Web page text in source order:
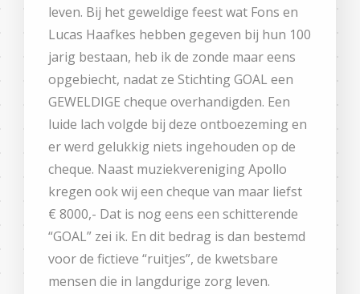
leven. Bij het geweldige feest wat Fons en
Lucas Haafkes hebben gegeven bij hun 100
jarig bestaan, heb ik de zonde maar eens
opgebiecht, nadat ze Stichting GOAL een
GEWELDIGE cheque overhandigden. Een
luide lach volgde bij deze ontboezeming en
er werd gelukkig niets ingehouden op de
cheque. Naast muziekvereniging Apollo
kregen ook wij een cheque van maar liefst
€ 8000,- Dat is nog eens een schitterende
“GOAL” zei ik. En dit bedrag is dan bestemd
voor de fictieve “ruitjes”, de kwetsbare
mensen die in langdurige zorg leven.